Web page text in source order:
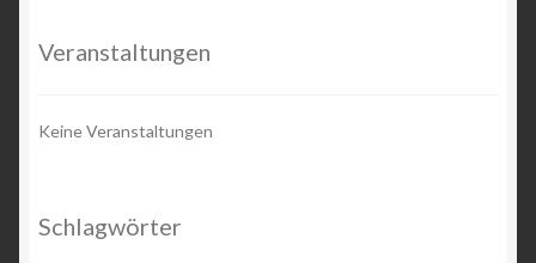
Veranstaltungen
Keine Veranstaltungen
Schlagwörter